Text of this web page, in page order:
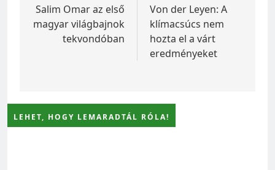
navigáció
Salim Omar az első
magyar világbajnok
tekvondóban
Von der Leyen: A
klímacsúcs nem
hozta el a várt
eredményeket
LEHET, HOGY LEMARADTÁL RÓLA!